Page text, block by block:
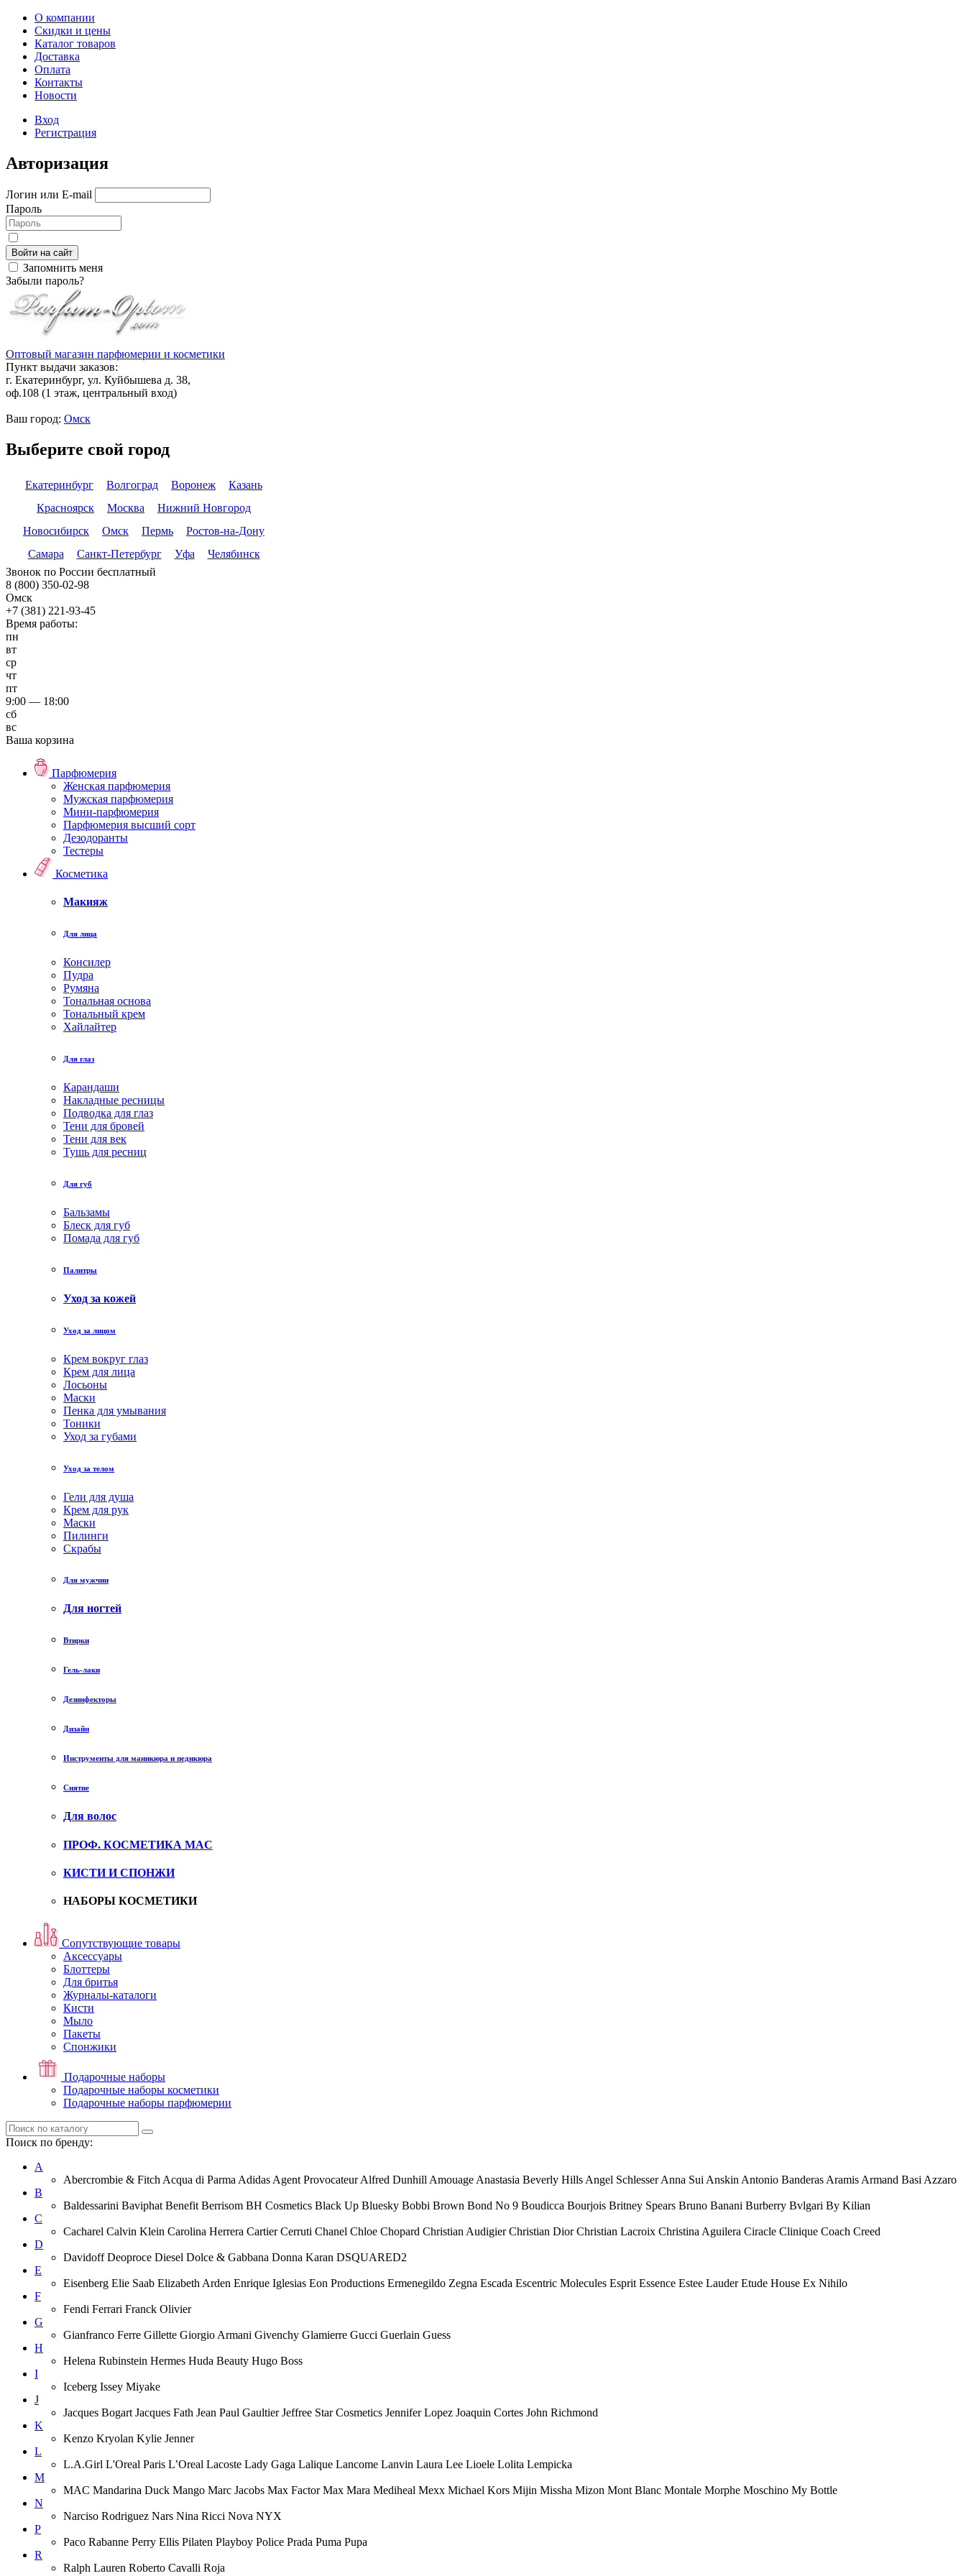
О компании
Скидки и цены
Каталог товаров
Доставка
Оплата
Контакты
Новости
Вход
Регистрация
Авторизация
Логин или E-mail
Пароль
Войти на сайт
Запомнить меня
Забыли пароль?
Оптовый магазин парфюмерии и косметики
Пункт выдачи заказов:
г. Екатеринбург, ул. Куйбышева д. 38,
оф.108 (1 этаж, центральный вход)
Ваш город: Омск
Выберите свой город
Екатеринбург Волгоград Воронеж
Казань
Красноярск
Москва
Нижний Новгород
Новосибирск
Омск Пермь
Ростов-на-Дону
Самара
Санкт-Петербург Уфа
Челябинск
Звонок по России бесплатный
8 (800) 350-02-98
Омск
+7 (381) 221-93-45
Время работы:
пн
вт
ср
чт
пт
9:00 — 18:00
сб
вс
Ваша корзина
Парфюмерия
Женская парфюмерия
Мужская парфюмерия
Мини-парфюмерия
Парфюмерия высший сорт
Дезодоранты
Тестеры
Косметика
Макияж
Для лица
Консилер
Пудра
Румяна
Тональная основа
Тональный крем
Хайлайтер
Для глаз
Карандаши
Накладные ресницы
Подводка для глаз
Тени для бровей
Тени для век
Тушь для ресниц
Для губ
Бальзамы
Блеск для губ
Помада для губ
Палитры
Уход за кожей
Уход за лицом
Крем вокруг глаз
Крем для лица
Лосьоны
Маски
Пенка для умывания
Тоники
Уход за губами
Уход за телом
Гели для душа
Крем для рук
Маски
Пилинги
Скрабы
Для мужчин
Для ногтей
Втирки
Гель-лаки
Дезинфекторы
Дизайн
Инструменты для маникюра и педикюра
Снятие
Для волос
ПРОФ. КОСМЕТИКА MAC
КИСТИ И СПОНЖИ
НАБОРЫ КОСМЕТИКИ
Сопутствующие товары
Аксессуары
Блоттеры
Для бритья
Журналы-каталоги
Кисти
Мыло
Пакеты
Спонжики
Подарочные наборы
Подарочные наборы косметики
Подарочные наборы парфюмерии
Поиск по бренду:
A
Abercrombie & Fitch Acqua di Parma Adidas Agent Provocateur Alfred Dunhill Amouage Anastasia Beverly Hills Angel Schlesser Anna Sui Anskin Antonio Banderas Aramis Armand Basi Azzaro
B
Baldessarini Baviphat Benefit Berrisom BH Cosmetics Black Up Bluesky Bobbi Brown Bond No 9 Boudicca Bourjois Britney Spears Bruno Banani Burberry Bvlgari By Kilian
C
Cacharel Calvin Klein Carolina Herrera Cartier Cerruti Chanel Chloe Chopard Christian Audigier Christian Dior Christian Lacroix Christina Aguilera Ciracle Clinique Coach Creed
D
Davidoff Deoproce Diesel Dolce & Gabbana Donna Karan DSQUARED2
E
Eisenberg Elie Saab Elizabeth Arden Enrique Iglesias Eon Productions Ermenegildo Zegna Escada Escentric Molecules Esprit Essence Estee Lauder Etude House Ex Nihilo
F
Fendi Ferrari Franck Olivier
G
Gianfranco Ferre Gillette Giorgio Armani Givenchy Glamierre Gucci Guerlain Guess
H
Helena Rubinstein Hermes Huda Beauty Hugo Boss
I
Iceberg Issey Miyake
J
Jacques Bogart Jacques Fath Jean Paul Gaultier Jeffree Star Cosmetics Jennifer Lopez Joaquin Cortes John Richmond
K
Kenzo Kryolan Kylie Jenner
L
L.A.Girl L'Oreal Paris L’Oreal Lacoste Lady Gaga Lalique Lancome Lanvin Laura Lee Lioele Lolita Lempicka
M
MAC Mandarina Duck Mango Marc Jacobs Max Factor Max Mara Mediheal Mexx Michael Kors Mijin Missha Mizon Mont Blanc Montale Morphe Moschino My Bottle
N
Narciso Rodriguez Nars Nina Ricci Nova NYX
P
Paco Rabanne Perry Ellis Pilaten Playboy Police Prada Puma Pupa
R
Ralph Lauren Roberto Cavalli Roja